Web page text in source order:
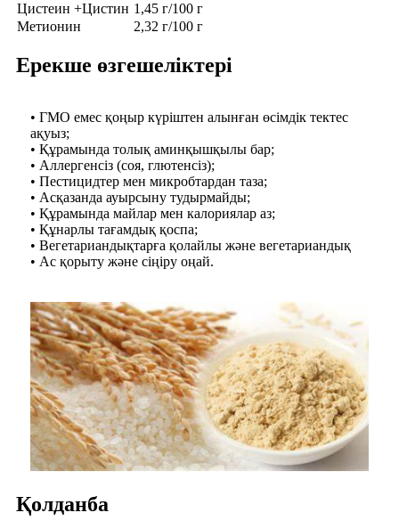
Цистеин +Цистин 1,45 г/100 г
Метионин
2,32 г/100 г
Ерекше өзгешеліктері
• ГМО емес қоңыр күріштен алынған өсімдік тектес
ақуыз;
• Құрамында толық аминқышқылы бар;
• Аллергенсіз (соя, глютенсіз);
• Пестицидтер мен микробтардан таза;
• Асқазанда ауырсыну тудырмайды;
• Құрамында майлар мен калориялар аз;
• Құнарлы тағамдық қоспа;
• Вегетариандықтарға қолайлы және вегетариандық
• Ас қорыту және сіңіру оңай.
Қолданба